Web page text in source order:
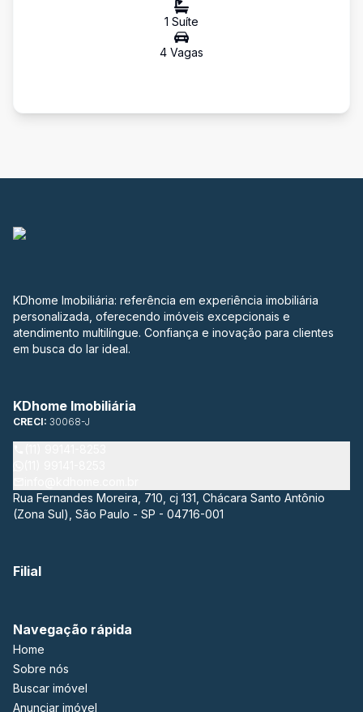
1 Suíte
4 Vagas
KDhome Imobiliária: referência em experiência imobiliária
personalizada, oferecendo imóveis excepcionais e
atendimento multilíngue. Confiança e inovação para clientes
em busca do lar ideal.
KDhome Imobiliária
CRECI: 30068-J
Rua Fernandes Moreira, 710, cj 131, Chácara Santo Antônio
(Zona Sul), São Paulo - SP - 04716-001
Filial
Navegação rápida
Home
Sobre nós
Buscar imóvel
Anunciar imóvel